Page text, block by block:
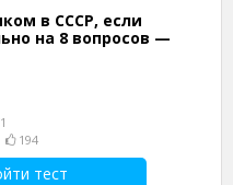
в СССР, если
на 8 вопросов —
194
тест